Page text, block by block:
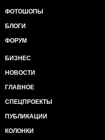
ФОТОШОПЫ
БЛОГИ
ФОРУМ
БИЗНЕС
НОВОСТИ
ГЛАВНОЕ
СПЕЦПРОЕКТЫ
ПУБЛИКАЦИИ
КОЛОНКИ